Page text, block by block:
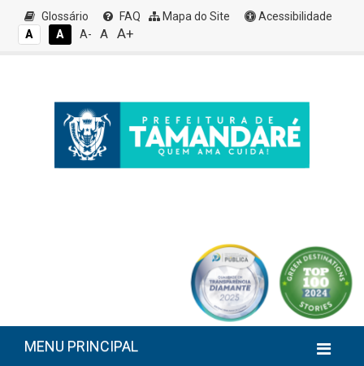
Glossário FAQ Mapa do Site
Acessibilidade
A
A A- A A+
MENU PRINCIPAL